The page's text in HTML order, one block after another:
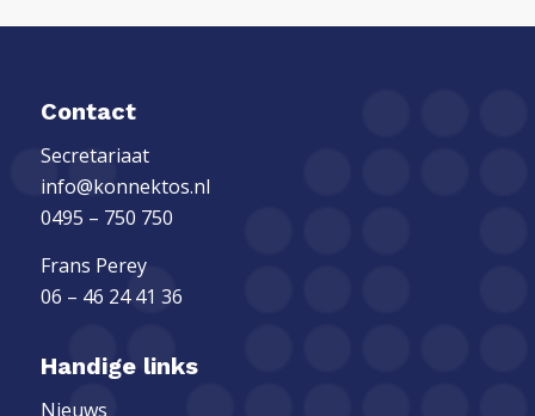
Contact
Secretariaat
info@konnektos.nl
0495 – 750 750
Frans Perey
06 – 46 24 41 36
Handige links
Nieuws